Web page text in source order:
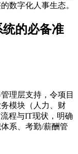
数字化人事生态。
的必备准
理层支持，令项目
模块（人力、财
程与IT现状，明确
系、考勤/薪酬管